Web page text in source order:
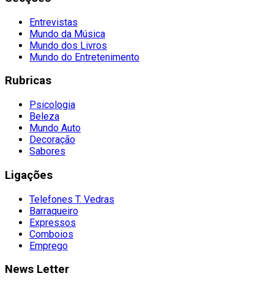
Entrevistas
Mundo da Música
Mundo dos Livros
Mundo do Entretenimento
Rubricas
Psicologia
Beleza
Mundo Auto
Decoração
Sabores
Ligações
Telefones T. Vedras
Barraqueiro
Expressos
Comboios
Emprego
News Letter